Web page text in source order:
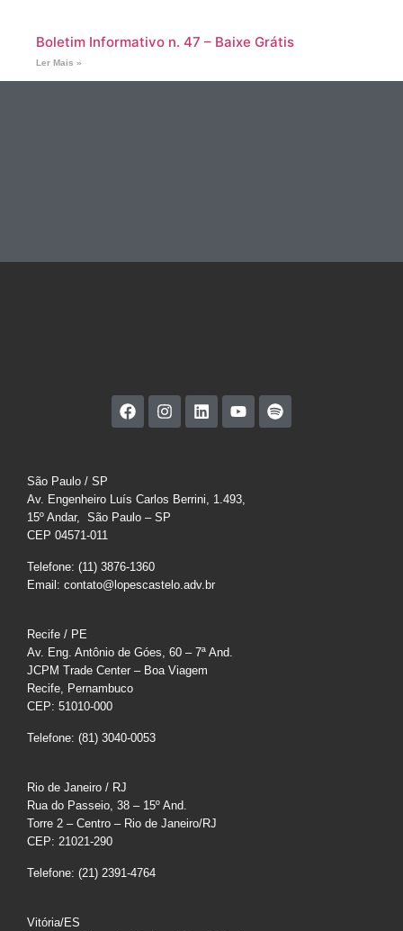
Boletim Informativo n. 47 – Baixe Grátis
Ler Mais »
São Paulo / SP
Av. Engenheiro Luís Carlos Berrini, 1.493,
15º Andar, São Paulo – SP
CEP 04571-011
Telefone: (11) 3876-1360
Email: contato@lopescastelo.adv.br
Recife / PE
Av. Eng. Antônio de Góes, 60 – 7ª And.
JCPM Trade Center – Boa Viagem
Recife, Pernambuco
CEP: 51010-000
Telefone: (81) 3040-0053
Rio de Janeiro / RJ
Rua do Passeio, 38 – 15º And.
Torre 2 – Centro – Rio de Janeiro/RJ
CEP: 21021-290
Telefone: (21) 2391-4764
Vitória/ES